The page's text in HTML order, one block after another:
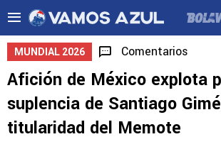
MUNDIAL 2026 Comentarios
Afición de México explota
suplencia de Santiago
titularidad del Memote